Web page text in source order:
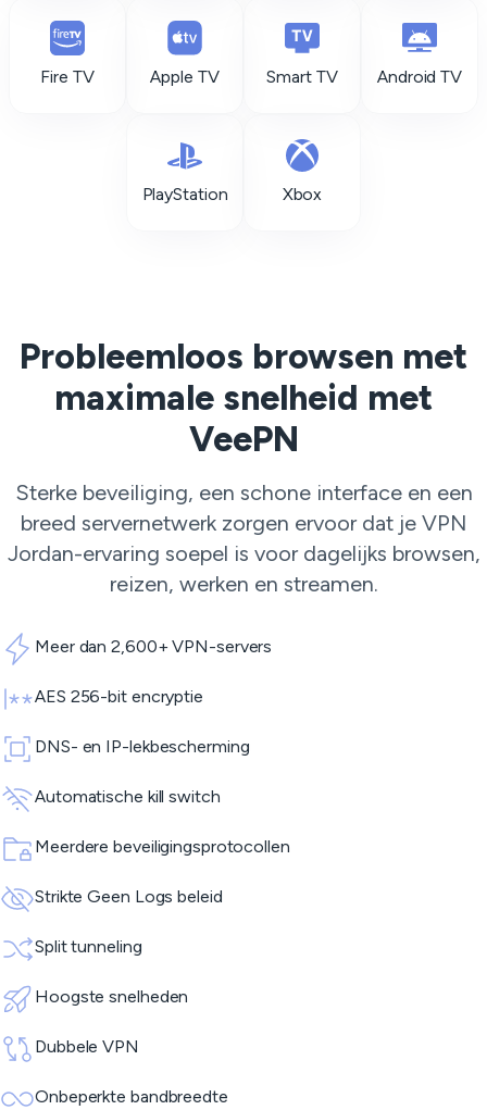
Fire TV Apple TV Smart TV Android TV
PlayStation Xbox
Probleemloos browsen met
maximale snelheid met
VeePN
Sterke beveiliging, een schone interface en een
breed servernetwerk zorgen ervoor dat je VPN
Jordan-ervaring soepel is voor dagelijks browsen,
reizen, werken en streamen.
Meer dan 2,600+ VPN-servers
AES 256-bit encryptie
DNS- en IP-lekbescherming
Automatische kill switch
Meerdere beveiligingsprotocollen
Strikte Geen Logs beleid
Split tunneling
Hoogste snelheden
Dubbele VPN
Onbeperkte bandbreedte